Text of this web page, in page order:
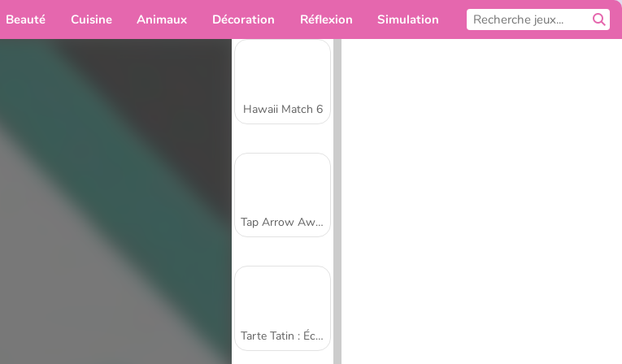
Beauté Cuisine Animaux Décoration Réflexion Simulation
Hawaii Match 6
Tap Arrow Away
Tarte Tatin : École de cuisine de Sara